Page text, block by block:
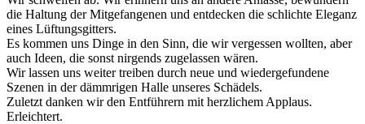
die Haltung der Mitgefangenen und entdecken die schlichte Eleganz
eines Lüftungsgitters.
Es kommen uns Dinge in den Sinn, die wir vergessen wollten, aber
auch Ideen, die sonst nirgends zugelassen wären.
Wir lassen uns weiter treiben durch neue und wiedergefundene
Szenen in der dämmrigen Halle unseres Schädels.
Zuletzt danken wir den Entführern mit herzlichem Applaus.
Erleichtert.